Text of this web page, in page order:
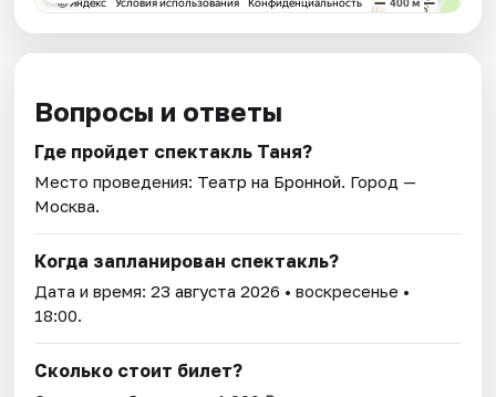
Вопросы и ответы
Где пройдет спектакль Таня?
Место проведения: Театр на Бронной. Город —
Москва.
Когда запланирован спектакль?
Дата и время:23 августа 2026 • воскресенье •
18:00.
Сколько стоит билет?